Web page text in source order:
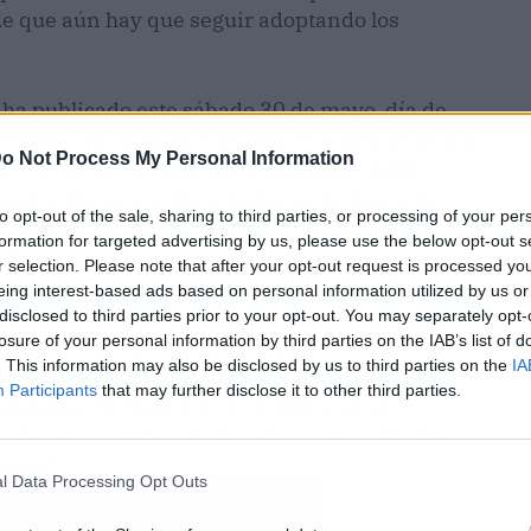
Not Process My Personal Information
opt-out of the sale, sharing to third parties, or processing of your
for targeted advertising by us, please use the below opt-out
selection. Please note that after your opt-out request is processed
interest-based ads based on personal information utilized by us
to third parties prior to your opt-out. You may separately
of your personal information by third parties on the IAB’s list of
This information may also be disclosed by us to third parties on the
Participants that may further disclose it to other third parties.
Data Processing Opt Outs
que aún hay que seguir adoptando los
publicado este sábado 30 de mayo, día de
de animar a los isleños e isleñas de todo
el humorista tinerfeño Aarón
a viajar a la isla a disfrutar de la amplia
o que se podrán llevar a cabo pronto, cuando
del Territorio, Patrimonio Histórico y Turismo,
“después de una campaña emotiva, en la que
y teniendo próxima la fase 3 de
entre islas, tocaba un mensaje más positivo.
del humor muy queridos en el
del lenguaje propio, hacen un recorrido por